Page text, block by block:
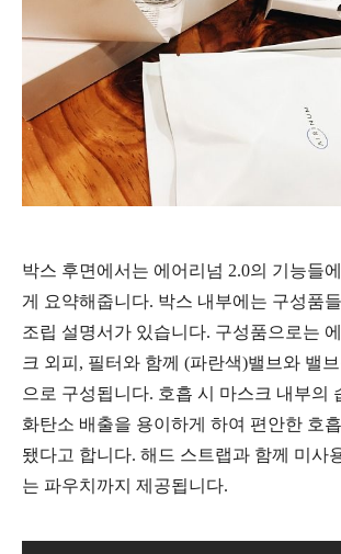
박스 후면에서는 에어리넘 2.0의 기능들
게 요약해줍니다. 박스 내부에는 구성품
조립 설명서가 있습니다. 구성품으로는
크 외피, 필터와 함께 (파란색)밸브와 밸
으로 구성됩니다. 호흡 시 마스크 내부의
화탄소 배출을 용이하게 하여 편안한 호
됐다고 합니다. 해드 스트랩과 함께 미사
는 파우치까지 제공됩니다.